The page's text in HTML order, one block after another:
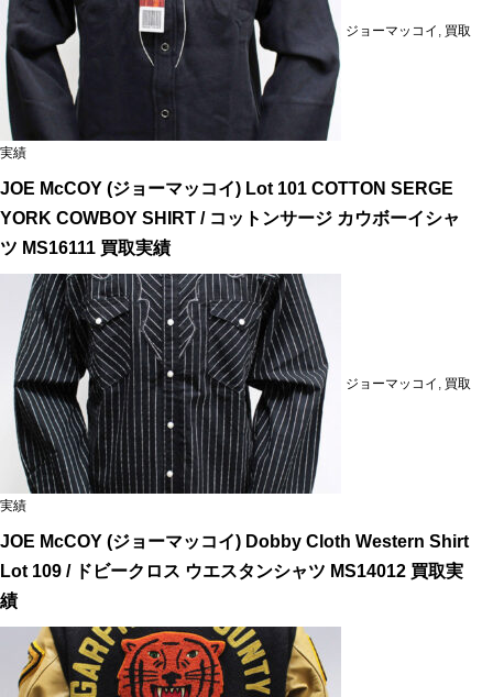
ジョーマッコイ 買取
実績
JOE McCOY (ジョーマッコイ) Lot 101 COTTON SERGE
YORK COWBOY SHIRT / コットンサージ カウボーイシャ
ツ MS16111 買取実績
ジョーマッコイ 買取
実績
JOE McCOY (ジョーマッコイ) Dobby Cloth Western Shirt
Lot 109 / ドビークロス ウエスタンシャツ MS14012 買取実
績